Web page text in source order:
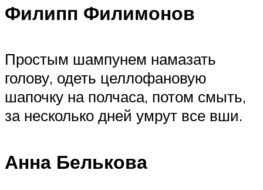
Филипп Филимонов
Простым шампунем намазать
голову, одеть целлофановую
шапочку на полчаса, потом смыть,
за несколько дней умрут все вши.
Анна Белькова